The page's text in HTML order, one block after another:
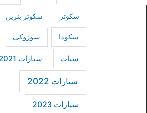
سكوتر سكوتر بنزين
سكودا سوزوكي
سيات سيارات 2021
سيارات 2022
سيارات 2023